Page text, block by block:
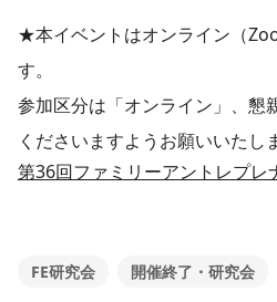
★本イベントはオンライン（
す。
参加区分は「オンライン」、懇
くださいますようお願いいたし
第36回ファミリーアントレプレ
FE研究会 開催終了・研究会